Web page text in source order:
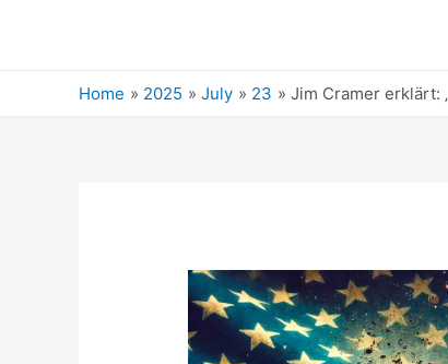
Home 2025 July 23 Jim Cramer erklärt: